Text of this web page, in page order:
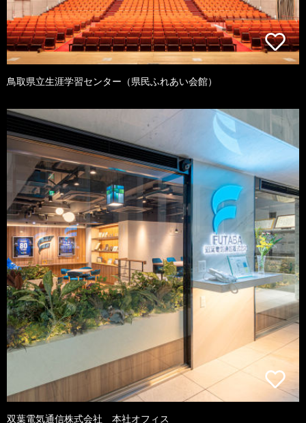
鳥取県立生涯学習センター（県民ふれあい会館）
双葉電気通信株式会社 本社オフィス